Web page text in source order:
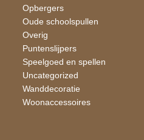
Opbergers
Oude schoolspullen
Overig
Puntenslijpers
Speelgoed en spellen
Uncategorized
Wand​decoratie
Woon​accessoires